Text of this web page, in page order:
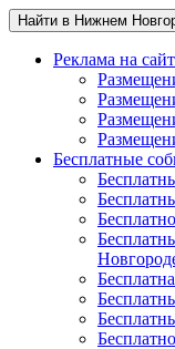
Найти в Нижнем
Реклама на
Бесплатные